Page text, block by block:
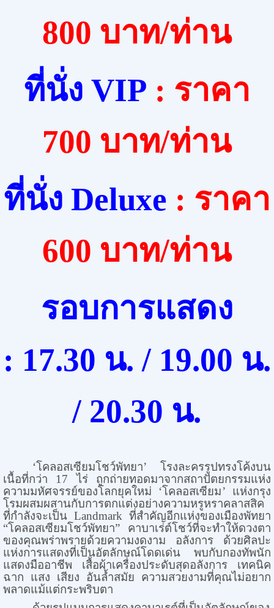
800 บาท/ท่าน
ที่นั่ง VIP : ราคา
700 บาท/ท่าน
ที่นั่ง Deluxe : ราคา
600 บาท/ท่าน
รอบการแสดง
: 17.30 น. / 19.00 น.
/ 20.30 น.
‘โคลอสเซียมโชว์พัทยา’ โรงละครรูปทรงโค้งบน
เนื้อที่กว่า 17 ไร่ ถูกถ่ายทอดมาจากสถาปัตยกรรมแห่ง
ความมหัศจรรย์ของโลกยุคใหม่ ‘โคลอสเซียม’ แห่งกรุง
โรมผสมผสานกับการตกแต่งอย่างความหรูหราคลาสสิค
ที่กำลังจะเป็น Landmarkที่สำคัญอีกแห่งของเมืองพัทยา
“โคลอสเซียมโชว์พัทยา” คาบาเร่ต์โชว์ที่จะทำให้ดวงตา
ของคุณพร่าพรายด้วยความงดงาม อลังการ ด้วยศิลปะ
แห่งการแสดงที่เป็นอัตลักษณ์โดดเด่น พบกับกองทัพนัก
แสดงมืออาชีพ เสื้อผ้าเครื่องประดับสุดอลังการ เทคนิค
ฉาก แสง เสียง อันล้ำสมัย ความสวยงามที่คุณไม่อยาก
พลาดแม้แต่กระพริบตา